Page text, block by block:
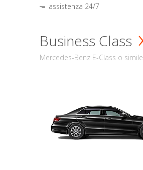
assistenza 24/7
Business Class
Mercedes-Benz E-Class o simile